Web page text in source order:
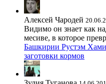
Алексей Чародей
Видимо он знает как
месиве, в которое
Башкирии Рустэм
заготовки кормов